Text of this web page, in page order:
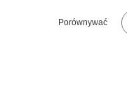
Porównywać